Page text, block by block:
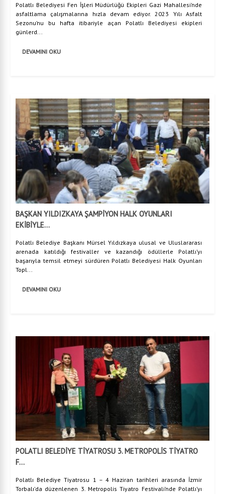
Polatlı Belediyesi Fen İşleri Müdürlüğü Ekipleri Gazi Mahallesi’nde
asfaltlama çalışmalarına hızla devam ediyor. 2023 Yılı Asfalt
Sezonu’nu bu hafta itibariyle açan Polatlı Belediyesi ekipleri
günlerd...
DEVAMINI OKU
BAŞKAN YILDIZKAYA ŞAMPİYON HALK OYUNLARI
EKİBİYLE...
Polatlı Belediye Başkanı Mürsel Yıldızkaya ulusal ve Uluslararası
arenada katıldığı festivaller ve kazandığı ödüllerle Polatlı’yı
başarıyla temsil etmeyi sürdüren Polatlı Belediyesi Halk Oyunları
Topl...
DEVAMINI OKU
POLATLI BELEDİYE TİYATROSU 3. METROPOLİS TİYATRO
F...
Polatlı Belediye Tiyatrosu 1 – 4 Haziran tarihleri arasında İzmir
Torbalı’da düzenlenen 3. Metropolis Tiyatro Festivali’nde Polatlı’yı